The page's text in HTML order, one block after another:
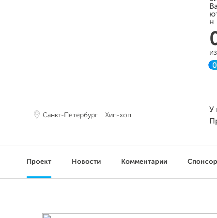
Санкт-Петербург Хип-хоп
У
Проект Новости Комментарии